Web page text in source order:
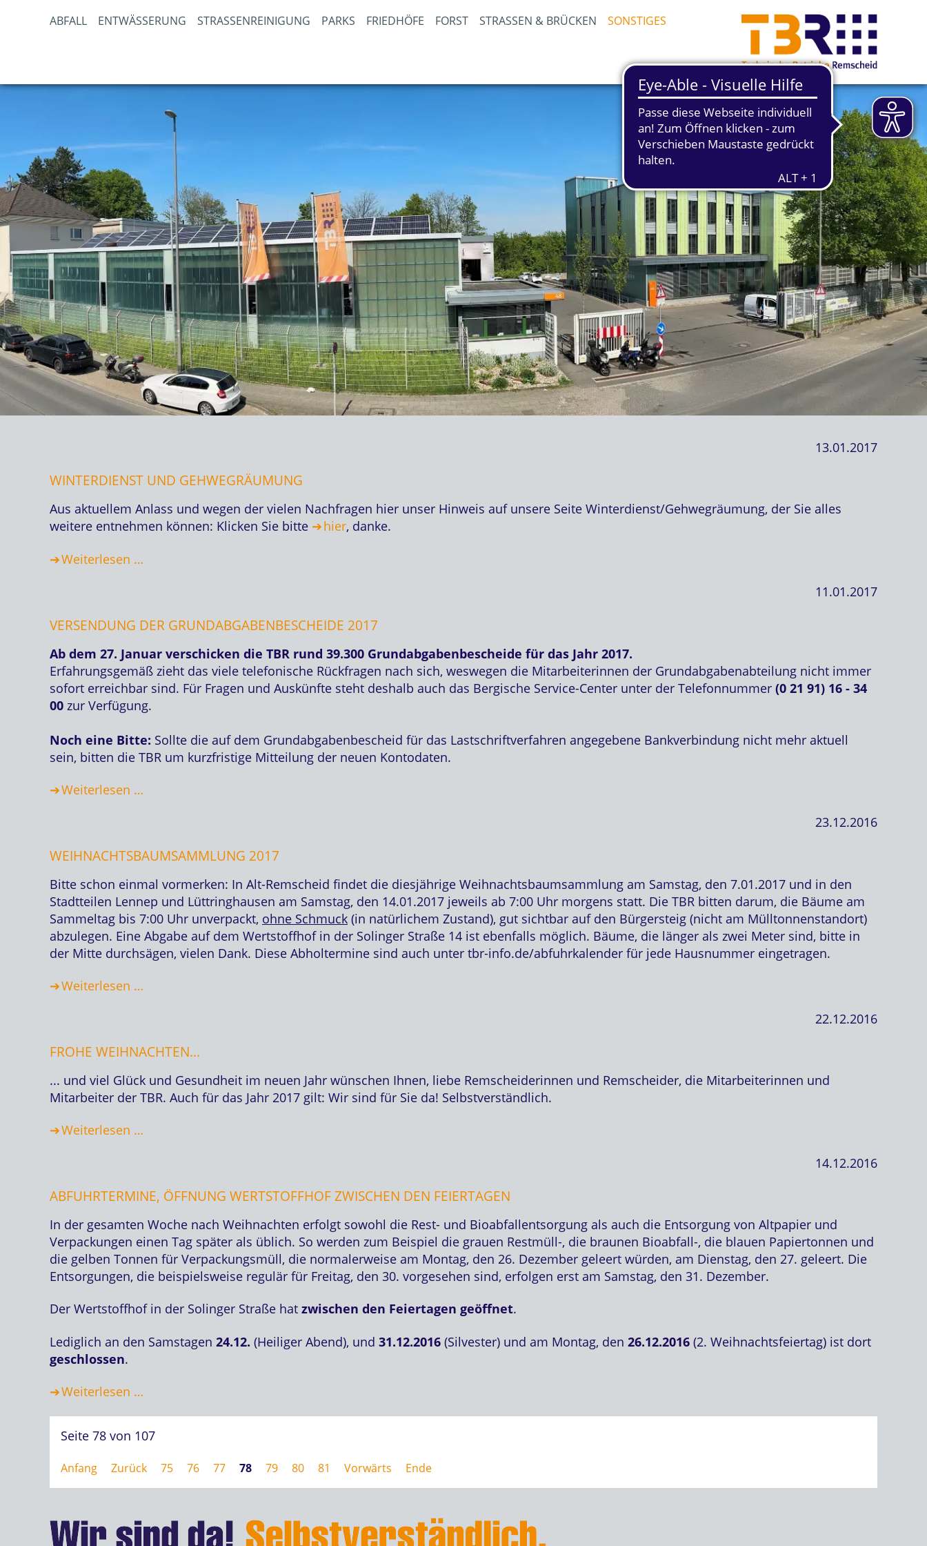
ABFALL ENTWÄSSERUNG STRASSENREINIGUNG PARKS FRIEDHÖFE FORST STRASSEN & BRÜCKEN SONSTIGES
13.01.2017
WINTERDIENST UND GEHWEGRÄUMUNG
Aus aktuellem Anlass und wegen der vielen Nachfragen hier unser Hinweis auf unsere Seite Winterdienst/Gehwegräumung, der Sie alles
weitere entnehmen können: Klicken Sie bitte
hier, danke.
Weiterlesen …
11.01.2017
VERSENDUNG DER GRUNDABGABENBESCHEIDE 2017
Ab dem 27. Januar verschicken die TBR rund 39.300 Grundabgabenbescheide für das Jahr 2017.
Erfahrungsgemäß zieht das viele telefonische Rückfragen nach sich, weswegen die Mitarbeiterinnen der Grundabgabenabteilung nicht immer
sofort erreichbar sind. Für Fragen und Auskünfte steht deshalb auch das Bergische Service-Center unter der Telefonnummer (0 21 91) 16 - 34
00 zur Verfügung.
Noch eine Bitte: Sollte die auf dem Grundabgabenbescheid für das Lastschriftverfahren angegebene Bankverbindung nicht mehr aktuell
sein, bitten die TBR um kurzfristige Mitteilung der neuen Kontodaten.
Weiterlesen …
23.12.2016
WEIHNACHTSBAUMSAMMLUNG 2017
Bitte schon einmal vormerken: In Alt-Remscheid findet die diesjährige Weihnachtsbaumsammlung am Samstag, den 7.01.2017 und in den
Stadtteilen Lennep und Lüttringhausen am Samstag, den 14.01.2017 jeweils ab 7:00 Uhr morgens statt. Die TBR bitten darum, die Bäume am
Sammeltag bis 7:00 Uhr unverpackt, ohne Schmuck (in natürlichem Zustand), gut sichtbar auf den Bürgersteig (nicht am Mülltonnenstandort)
abzulegen. Eine Abgabe auf dem Wertstoffhof in der Solinger Straße 14 ist ebenfalls möglich. Bäume, die länger als zwei Meter sind, bitte in
der Mitte durchsägen, vielen Dank. Diese Abholtermine sind auch unter tbr-info.de/abfuhrkalender für jede Hausnummer eingetragen.
Weiterlesen …
22.12.2016
FROHE WEIHNACHTEN...
... und viel Glück und Gesundheit im neuen Jahr wünschen Ihnen, liebe Remscheiderinnen und Remscheider, die Mitarbeiterinnen und
Mitarbeiter der TBR. Auch für das Jahr 2017 gilt: Wir sind für Sie da! Selbstverständlich.
Weiterlesen …
14.12.2016
ABFUHRTERMINE, ÖFFNUNG WERTSTOFFHOF ZWISCHEN DEN FEIERTAGEN
In der gesamten Woche nach Weihnachten erfolgt sowohl die Rest- und Bioabfallentsorgung als auch die Entsorgung von Altpapier und
Verpackungen einen Tag später als üblich. So werden zum Beispiel die grauen Restmüll-, die braunen Bioabfall-, die blauen Papiertonnen und
die gelben Tonnen für Verpackungsmüll, die normalerweise am Montag, den 26. Dezember geleert würden, am Dienstag, den 27. geleert. Die
Entsorgungen, die beispielsweise regulär für Freitag, den 30. vorgesehen sind, erfolgen erst am Samstag, den 31. Dezember.
Der Wertstoffhof in der Solinger Straße hat zwischen den Feiertagen geöffnet.
Lediglich an den Samstagen 24.12. (Heiliger Abend), und 31.12.2016 (Silvester) und am Montag, den 26.12.2016 (2. Weihnachtsfeiertag) ist dort
geschlossen.
Weiterlesen …
Seite 78 von 107
Anfang Zurück 75 76 77 78 79 80 81 Vorwärts Ende